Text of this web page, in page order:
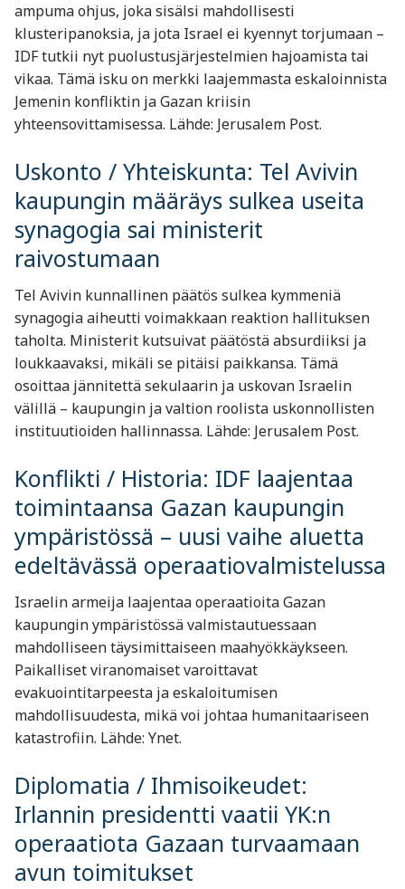
ampuma ohjus, joka sisälsi mahdollisesti
klusteripanoksia, ja jota Israel ei kyennyt torjumaan –
IDF tutkii nyt puolustusjärjestelmien hajoamista tai
vikaa. Tämä isku on merkki laajemmasta eskaloinnista
Jemenin konfliktin ja Gazan kriisin
yhteensovittamisessa. Lähde: Jerusalem Post.
Uskonto / Yhteiskunta: Tel Avivin
kaupungin määräys sulkea useita
synagogia sai ministerit
raivostumaan
Tel Avivin kunnallinen päätös sulkea kymmeniä
synagogia aiheutti voimakkaan reaktion hallituksen
taholta. Ministerit kutsuivat päätöstä absurdiiksi ja
loukkaavaksi, mikäli se pitäisi paikkansa. Tämä
osoittaa jännitettä sekulaarin ja uskovan Israelin
välillä – kaupungin ja valtion roolista uskonnollisten
instituutioiden hallinnassa. Lähde: Jerusalem Post.
Konflikti / Historia: IDF laajentaa
toimintaansa Gazan kaupungin
ympäristössä – uusi vaihe aluetta
edeltävässä operaatiovalmistelussa
Israelin armeija laajentaa operaatioita Gazan
kaupungin ympäristössä valmistautuessaan
mahdolliseen täysimittaiseen maahyökkäykseen.
Paikalliset viranomaiset varoittavat
evakuointitarpeesta ja eskaloitumisen
mahdollisuudesta, mikä voi johtaa humanitaariseen
katastrofiin. Lähde: Ynet.
Diplomatia / Ihmisoikeudet:
Irlannin presidentti vaatii YK:n
operaatiota Gazaan turvaamaan
avun toimitukset